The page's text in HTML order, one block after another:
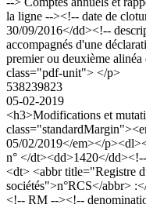
la ligne --><!-- date de
30/09/2016</dd><!--
accompagnés d'une
premier ou deuxième
class="pdf-unit"> </p>
538239823
05-02-2019
<h3>Modifications et
05/02/2019</em></
n° </dt><dd>1420</
<dt> <abbr title="Registre
sociétés">n°RCS</abbr>
<!-- RM --><!--